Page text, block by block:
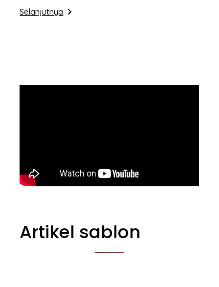
Selanjutnya
Artikel sablon